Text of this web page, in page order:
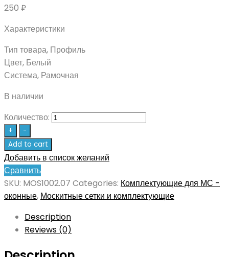
250 ₽
Характеристики
Тип товара, Профиль
Цвет, Белый
Система, Рамочная
В наличии
Количество:
+
-
Add to cart
Добавить в список желаний
Сравнить
SKU: MOS1002.07 Categories: Комплектующие для МС -
оконные, Москитные сетки и комплектующие
Description
Reviews (0)